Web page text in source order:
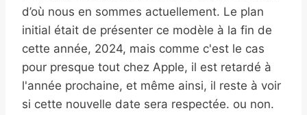
d’où nous en sommes actuellement. Le plan
initial était de présenter ce modèle à la fin de
cette année, 2024, mais comme c'est le cas
pour presque tout chez Apple, il est retardé à
l'année prochaine, et même ainsi, il reste à voir
si cette nouvelle date sera respectée. ou non.